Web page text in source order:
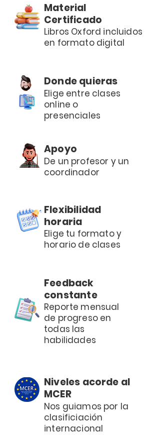
Material
Certificado
Libros Oxford incluidos
en formato digital
Donde quieras
Elige entre clases
online o
presenciales
Apoyo
De un profesor y un
coordinador
Flexibilidad
horaria
Elige tu formato y
horario de clases
Feedback
constante
Reporte mensual
de progreso en
todas las
habilidades
Niveles acorde al
MCER
Nos guiamos por la
clasificiación
internacional